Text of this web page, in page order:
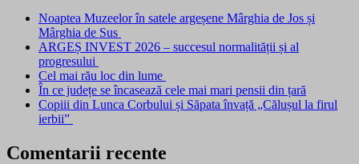
Noaptea Muzeelor în satele argeșene Mârghia de Jos și
Mârghia de Sus
ARGEȘ INVEST 2026 – succesul normalității și al
progresului
Cel mai rău loc din lume
În ce județe se încasează cele mai mari pensii din țară
Copiii din Lunca Corbului și Săpata învață „Călușul la firul
ierbii”
Comentarii recente